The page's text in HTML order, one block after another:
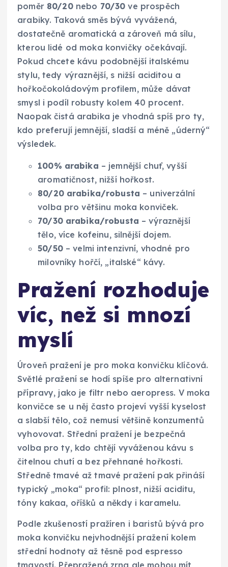
poměr 80/20nebo 70/30 ve prospěch
arabiky. Taková směs bývá vyvážená,
dostatečně aromatická a zároveň má sílu,
kterou lidé od moka konvičky očekávají.
Pokud chcete kávu podobnější italskému
stylu, tedy výraznější, s nižší aciditou a
hořkočokoládovým profilem, může dávat
smysl i podíl robusty kolem 40 procent.
Naopak čistá arabika je vhodná spíš pro ty,
kdo preferují jemnější, sladší a méně „úderný“
výsledek.
100% arabika – jemnější chuť, vyšší
aromatičnost, nižší hořkost.
80/20 arabika/robusta – univerzální
volba pro většinu moka konviček.
70/30 arabika/robusta – výraznější
tělo, více kofeinu, silnější dojem.
50/50– velmi intenzivní, vhodné pro
milovníky hořčí, „italské“ kávy.
Pražení rozhoduje
víc, než si mnozí
myslí
Úroveň pražení je pro moka konvičku klíčová.
Světlé pražení se hodí spíše pro alternativní
přípravy, jako je filtr nebo aeropress. V moka
konvičce se u něj často projeví vyšší kyselost
a slabší tělo, což nemusí většině konzumentů
vyhovovat. Střední pražení je bezpečná
volba pro ty, kdo chtějí vyváženou kávu s
čitelnou chutí a bez přehnané hořkosti.
Středně tmavé až tmavé pražení pak přináší
typický „moka“ profil: plnost, nižší aciditu,
tóny kakaa, oříšků a někdy i karamelu.
Podle zkušeností pražíren i baristů bývá pro
moka konvičku nejvhodnější pražení kolem
střední hodnoty až těsně pod espresso